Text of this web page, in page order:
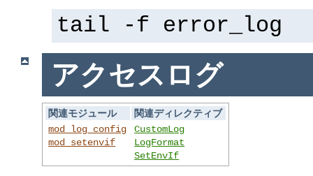
tail -f error_log
アクセスログ
関連モジュール
関連ディレクティブ
mod_log_config
mod_setenvif
CustomLog
LogFormat
SetEnvIf